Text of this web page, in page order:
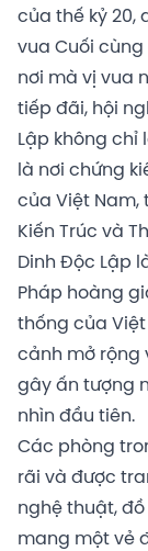
của thế kỷ 20,
vua Cuối
nơi mà vị vua
tiếp đãi, hội
Lập không chỉ
là nơi chứng
của Việt Nam,
Kiến Trúc và
Dinh Độc Lập
Pháp hoàng
thống của Việt
cảnh mở rộng
gây ấn tượng
nhìn đầu tiên.
Các phòng
rãi và được
nghệ thuật,
mang một vẻ